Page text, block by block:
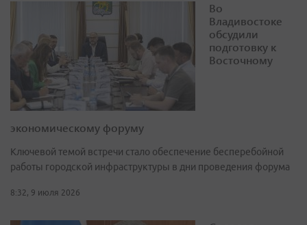
Во
Владивостоке
обсудили
подготовку к
Восточному
экономическому форуму
Ключевой темой встречи стало обеспечение бесперебойной
работы городской инфраструктуры в дни проведения форума
8:32, 9 июля 2026